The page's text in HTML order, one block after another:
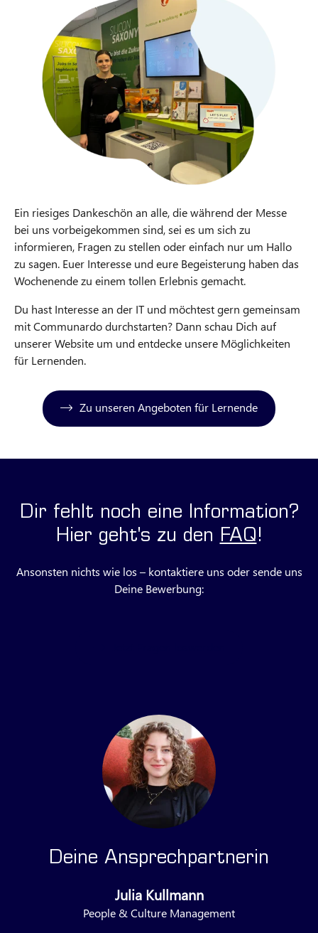
Ein riesiges Dankeschön an alle, die während der Messe
bei uns vorbeigekommen sind, sei es um sich zu
informieren, Fragen zu stellen oder einfach nur um Hallo
zu sagen. Euer Interesse und eure Begeisterung haben das
Wochenende zu einem tollen Erlebnis gemacht.
Du hast Interesse an der IT und möchtest gern gemeinsam
mit Communardo durchstarten? Dann schau Dich auf
unserer Website um und entdecke unsere Möglichkeiten
für Lernenden.
Zu unseren Angeboten für Lernende
Dir fehlt noch eine Information?
Hier geht's zu den FAQ!
Ansonsten nichts wie los – kontaktiere uns oder sende uns
Deine Bewerbung:
Deine Ansprechpartnerin
Julia Kullmann
People & Culture Management